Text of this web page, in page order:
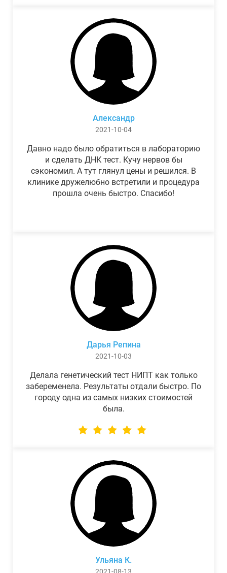
Александр
2021-10-04
Давно надо было обратиться в лабораторию
и сделать ДНК тест. Кучу нервов бы
сэкономил. А тут глянул цены и решился. В
клинике дружелюбно встретили и процедура
прошла очень быстро. Спасибо!
Дарья Репина
2021-10-03
Делала генетический тест НИПТ как только
забеременела. Результаты отдали быстро. По
городу одна из самых низких стоимостей
была.
Ульяна К.